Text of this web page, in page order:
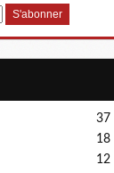
37
18
12